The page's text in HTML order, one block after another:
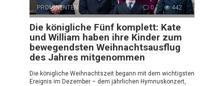
PROMINENTEN 0 442
Die königliche Fünf komplett: Kate
und William haben ihre Kinder zum
bewegendsten Weihnachtsausflug
des Jahres mitgenommen
Die königliche Weihnachtszeit begann mit dem wichtigsten
Ereignis im Dezember – dem jährlichen Hymnuskonzert,